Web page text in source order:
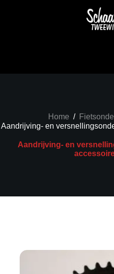
Home /
Aandrijving- en
Aandrijving- en